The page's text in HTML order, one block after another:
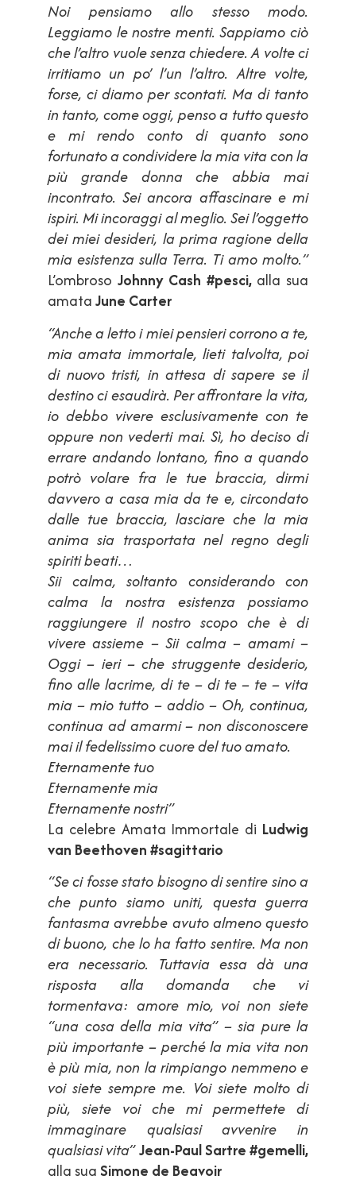
Noi pensiamo allo stesso modo.
Leggiamo le nostre menti. Sappiamo ciò
che l’altro vuole senza chiedere. A volte ci
irritiamo un po’ l’un l’altro. Altre volte,
forse, ci diamo per scontati. Ma di tanto
in tanto, come oggi, penso a tutto questo
e mi rendo conto di quanto sono
fortunato a condividere la mia vita con la
più grande donna che abbia mai
incontrato. Sei ancora affascinare e mi
ispiri. Mi incoraggi al meglio. Sei l’oggetto
dei miei desideri, la prima ragione della
mia esistenza sulla Terra. Ti amo molto.”
L’ombroso Johnny Cash #pesci,alla sua
amataJune Carter
“Anche a letto i miei pensieri corrono a te,
mia amata immortale, lieti talvolta, poi
di nuovo tristi, in attesa di sapere se il
destino ci esaudirà. Per affrontare la vita,
io debbo vivere esclusivamente con te
oppure non vederti mai. Sì, ho deciso di
errare andando lontano, fino a quando
potrò volare fra le tue braccia, dirmi
davvero a casa mia da te e, circondato
dalle tue braccia, lasciare che la mia
anima sia trasportata nel regno degli
spiriti beati…
Sii calma, soltanto considerando con
calma la nostra esistenza possiamo
raggiungere il nostro scopo che è di
vivere assieme – Sii calma – amami –
Oggi – ieri – che struggente desiderio,
fino alle lacrime, di te – di te – te – vita
mia – mio tutto – addio – Oh, continua,
continua ad amarmi – non disconoscere
mai il fedelissimo cuore del tuo amato.
Eternamente tuo
Eternamente mia
Eternamente nostri”
La celebre Amata Immortale di Ludwig
van Beethoven #sagittario
“Se ci fosse stato bisogno di sentire sino a
che punto siamo uniti, questa guerra
fantasma avrebbe avuto almeno questo
di buono, che lo ha fatto sentire. Ma non
era necessario. Tuttavia essa dà una
risposta alla domanda che vi
tormentava: amore mio, voi non siete
“una cosa della mia vita” – sia pure la
più importante – perché la mia vita non
è più mia, non la rimpiango nemmeno e
voi siete sempre me. Voi siete molto di
più, siete voi che mi permettete di
immaginare qualsiasi avvenire in
qualsiasi vita”Jean-Paul Sartre #gemelli,
alla sua Simone de Beavoir